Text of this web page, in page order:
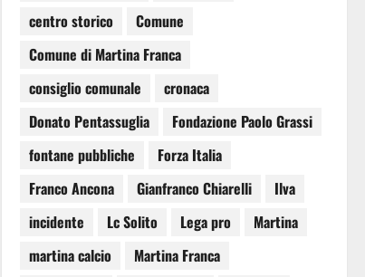
centro storico
Comune
Comune di Martina Franca
consiglio comunale
cronaca
Donato Pentassuglia
Fondazione Paolo Grassi
fontane pubbliche
Forza Italia
Franco Ancona
Gianfranco Chiarelli
Ilva
incidente
Lc Solito Lega pro
Martina
martina calcio
Martina Franca